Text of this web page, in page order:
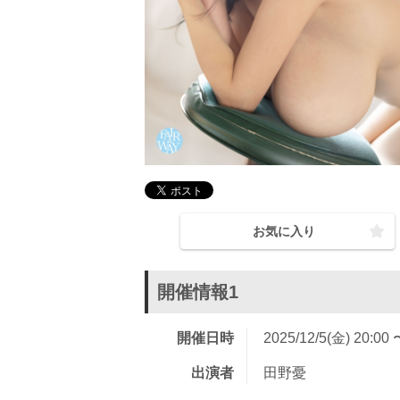
お気に入り
開催情報1
開催日時 2025/12/5(金) 20:00
出演者 田野憂